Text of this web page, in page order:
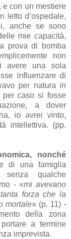
e con un mestiere
letto d’ospedale,
anche se sono
mie capacità,
prova di bomba
non
avere una sola
influenzare di
per natura in
caso si fosse
a dover
io avrei vinto,
intellettiva. (pp.
nonché
di una famiglia
qualche
- «mi avevano
tanta forza che la
mortale» (p. 11) -
della zona
a termine
imprevista.